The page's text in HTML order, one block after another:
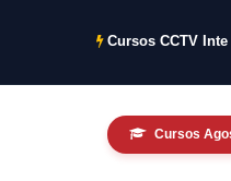
Cursos CCTV
Cursos